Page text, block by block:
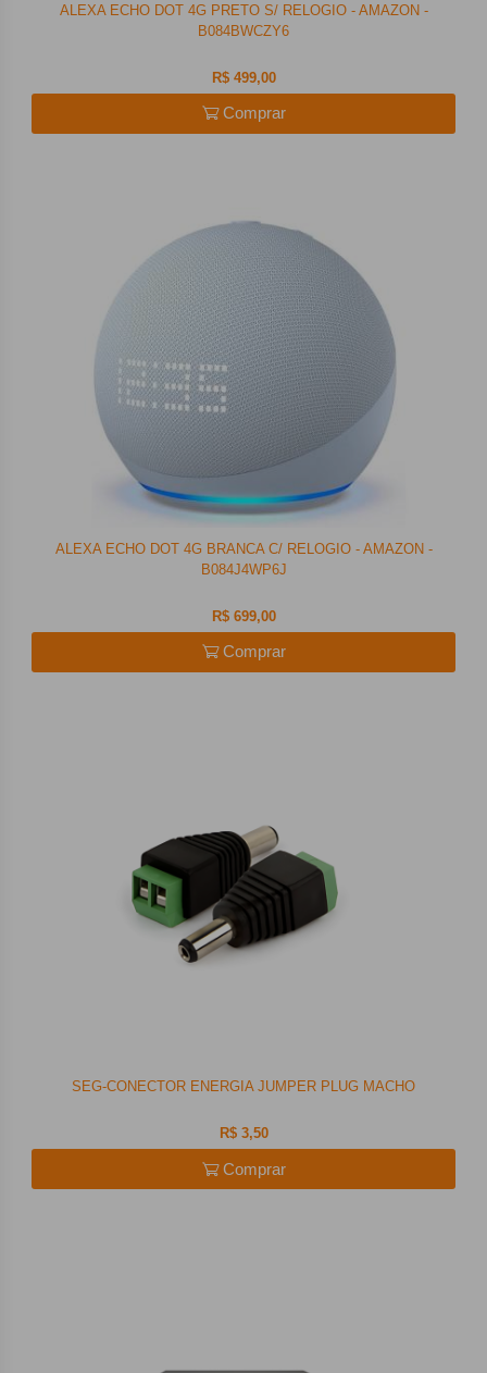
ALEXA ECHO DOT 4G PRETO S/ RELOGIO - AMAZON -
B084BWCZY6
R$ 499,00
Comprar
ALEXA ECHO DOT 4G BRANCA C/ RELOGIO - AMAZON -
B084J4WP6J
R$ 699,00
Comprar
SEG-CONECTOR ENERGIA JUMPER PLUG MACHO
R$ 3,50
Comprar